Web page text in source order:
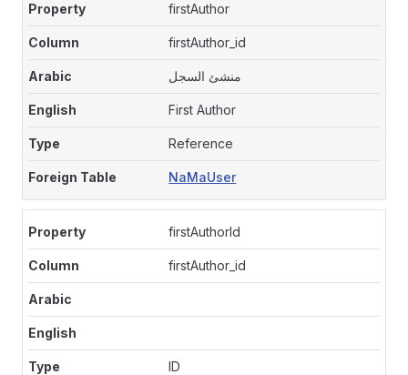
firstAuthor
firstAuthor_id
منشئ السجل
First Author
Reference
NaMaUser
firstAuthorId
firstAuthor_id
ID